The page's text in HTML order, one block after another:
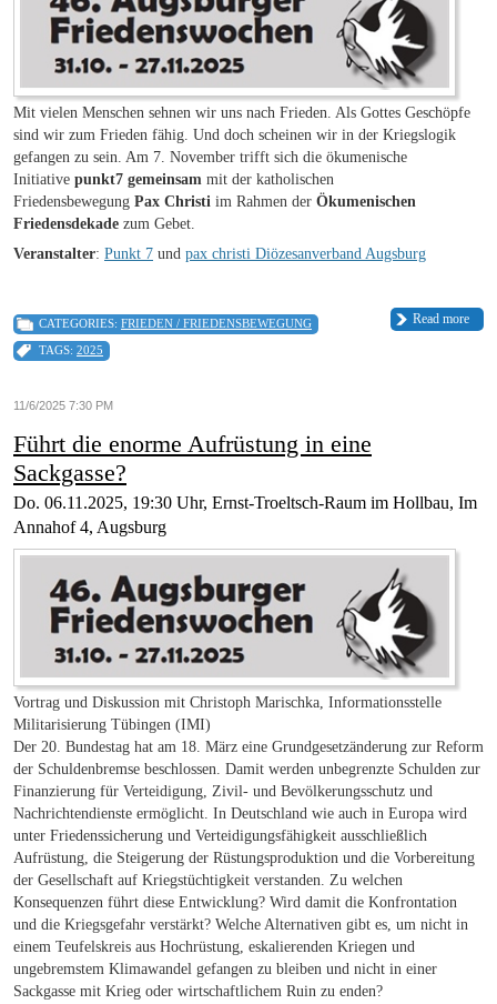
Mit vielen Menschen sehnen wir uns nach Frieden. Als Gottes Geschöpfe
sind wir zum Frieden fähig. Und doch scheinen wir in der Kriegslogik
gefangen zu sein. Am 7. November trifft sich die ökumenische
Initiative punkt7 gemeinsam mit der katholischen
Friedensbewegung Pax Christi im Rahmen der Ökumenischen
Friedensdekade zum Gebet.
Veranstalter: Punkt 7 und pax christi Diözesanverband Augsburg
Read more
CATEGORIES: FRIEDEN / FRIEDENSBEWEGUNG
TAGS: 2025
11/6/2025 7:30 PM
Führt die enorme Aufrüstung in eine
Sackgasse?
Do. 06.11.2025, 19:30 Uhr, Ernst-Troeltsch-Raum im Hollbau, Im
Annahof 4, Augsburg
Vortrag und Diskussion mit Christoph Marischka, Informationsstelle
Militarisierung Tübingen (IMI)
Der 20. Bundestag hat am 18. März eine Grundgesetzänderung zur Reform
der Schuldenbremse beschlossen. Damit werden unbegrenzte Schulden zur
Finanzierung für Verteidigung, Zivil- und Bevölkerungsschutz und
Nachrichtendienste ermöglicht. In Deutschland wie auch in Europa wird
unter Friedenssicherung und Verteidigungsfähigkeit ausschließlich
Aufrüstung, die Steigerung der Rüstungsproduktion und die Vorbereitung
der Gesellschaft auf Kriegstüchtigkeit verstanden. Zu welchen
Konsequenzen führt diese Entwicklung? Wird damit die Konfrontation
und die Kriegsgefahr verstärkt? Welche Alternativen gibt es, um nicht in
einem Teufelskreis aus Hochrüstung, eskalierenden Kriegen und
ungebremstem Klimawandel gefangen zu bleiben und nicht in einer
Sackgasse mit Krieg oder wirtschaftlichem Ruin zu enden?